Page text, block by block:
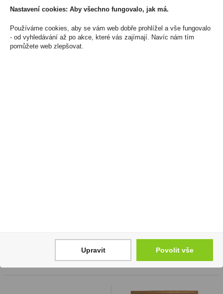
Cena za:
1 ks
Skladem:5 - 50 ks
Skladem:do 5 ks
Nastavení cookies: Aby všechno fungovalo, jak má.
Používáme cookies, aby se vám web dobře prohlížel a vše fungovalo
- od vyhledávání až po akce, které vás zajímají. Navíc nám tím
pomůžete web zlepšovat.
Upravit Povolit vše